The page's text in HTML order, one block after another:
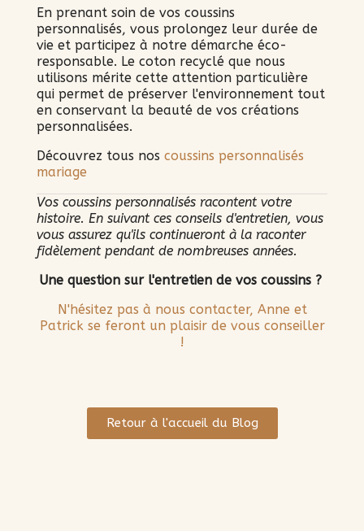
En prenant soin de vos coussins
personnalisés, vous prolongez leur durée de
vie et participez à notre démarche éco-
responsable. Le coton recyclé que nous
utilisons mérite cette attention particulière
qui permet de préserver l'environnement tout
en conservant la beauté de vos créations
personnalisées.
Découvrez tous nos coussins personnalisés
mariage
Vos coussins personnalisés racontent votre
histoire. En suivant ces conseils d'entretien, vous
vous assurez qu'ils continueront à la raconter
fidèlement pendant de nombreuses années.
Une question sur l'entretien de vos coussins ?
N'hésitez pas à nous contacter, Anne et
Patrick se feront un plaisir de vous conseiller
!
Retour à l'accueil du Blog